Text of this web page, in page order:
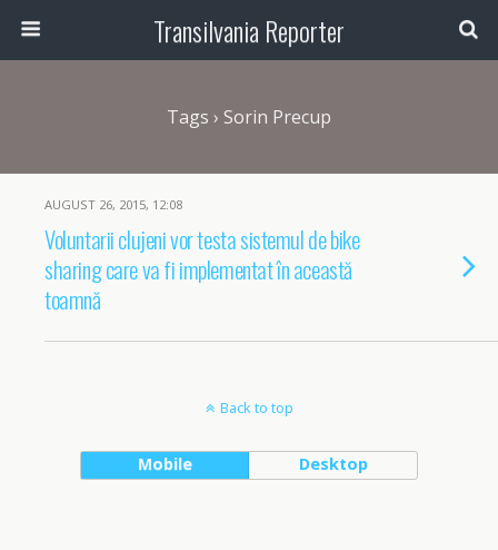
Transilvania Reporter
Tags › Sorin Precup
AUGUST 26, 2015, 12:08
Voluntarii clujeni vor testa sistemul de bike
sharing care va fi implementat în această
toamnă
Back to top
Mobile Desktop